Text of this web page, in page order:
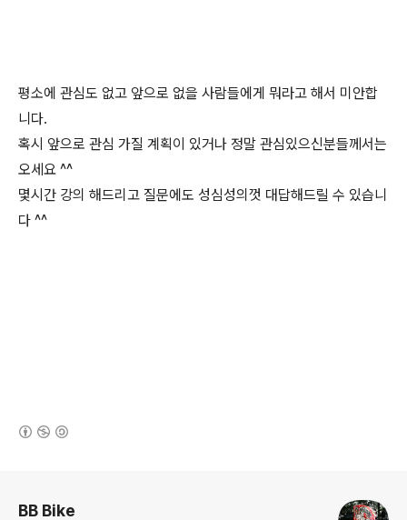
평소에 관심도 없고 앞으로 없을 사람들에게 뭐라고 해서 미안합
니다.
혹시 앞으로 관심 가질 계획이 있거나 정말 관심있으신분들께서는
오세요 ^^
몇시간 강의 해드리고 질문에도 성심성의껏 대답해드릴 수 있습니
다 ^^
BB Bike